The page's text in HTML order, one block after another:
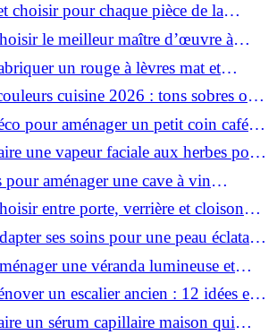
choisir pour chaque pièce de la
le meilleur maître d’œuvre à
? un rouge à lèvres mat et
maison ?cuisine 2026 : tons sobres ou
?
pour aménager un petit coin café
une vapeur faciale aux herbes pour
saine et rajeunie ?
pour aménager une cave à vin
soi entre porte, verrière et cloison
séparer vos pièces ?
ses soins pour une peau éclatante
une véranda lumineuse et
idées déco
un escalier ancien : 12 idées et
pas à pas
un sérum capillaire maison qui